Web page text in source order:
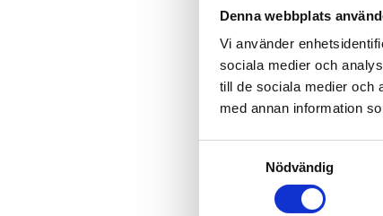
Denna webbplats
Vi använder
sociala medier och
till de sociala medier och
med annan information
Nödvändig
När finansieringen
vattenkällor, med
att avbrytas.
upphör, vilket kan
Islamic Relief har varit
regionen i Etiopien.
riskerar att upphöra
tiotusentals människor